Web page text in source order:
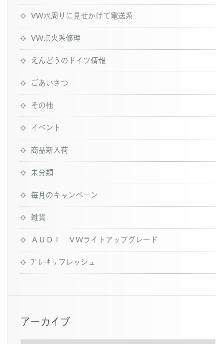
VW水周りに見せかけて電送系
VW点火系修理
えんどうのドイツ情報
ごあいさつ
その他
イベント
商品新入荷
未分類
毎月のキャンペーン
雑貨
ＡＵＤＩ ＶＷライトアップグレード
ﾌﾞﾚｰｷリフレッシュ
アーカイブ